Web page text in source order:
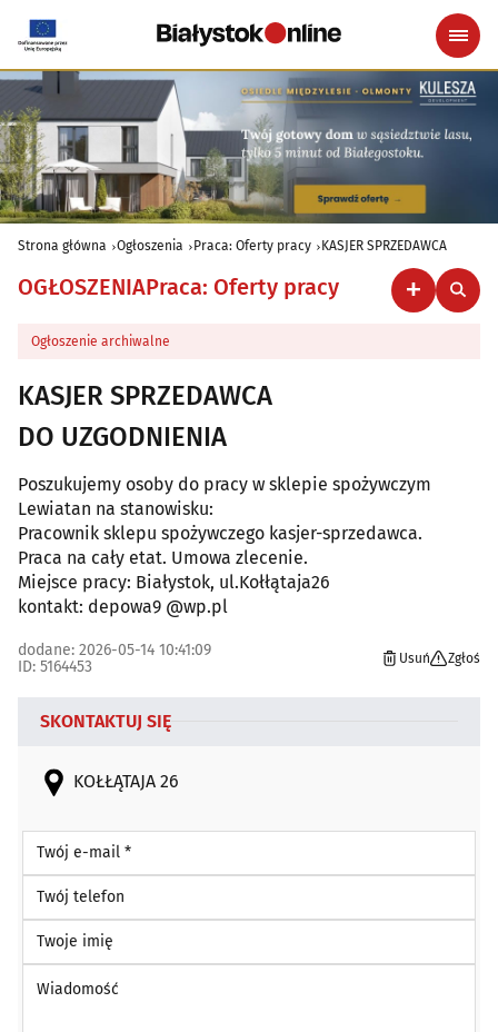
Strona główna Ogłoszenia Praca: Oferty pracy KASJER SPRZEDAWCA
OGŁOSZENIAPraca: Oferty pracy
Ogłoszenie archiwalne
KASJER SPRZEDAWCA
DO UZGODNIENIA
Poszukujemy osoby do pracy w sklepie spożywczym
Lewiatan na stanowisku:
Pracownik sklepu spożywczego kasjer-sprzedawca.
Praca na cały etat. Umowa zlecenie.
Miejsce pracy: Białystok, ul.Kołłątaja26
kontakt: depowa9 @wp.pl
dodane: 2026-05-14 10:41:09
ID: 5164453
Usuń Zgłoś
SKONTAKTUJ SIĘ
KOŁŁĄTAJA 26
Twój e-mail *
Twój telefon
Twoje imię